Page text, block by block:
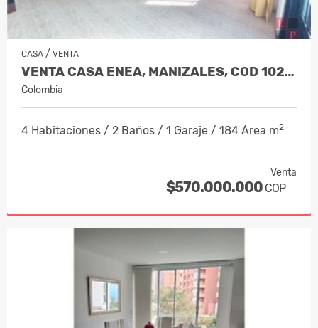
CASA / VENTA
VENTA CASA ENEA, MANIZALES, COD 1023…
Colombia
4 Habitaciones / 2 Baños / 1 Garaje / 184 Área m2
Venta
$570.000.000 COP